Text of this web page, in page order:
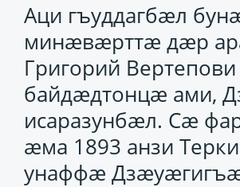
Аци гъуддагбӕл
минӕвӕрттӕ дӕр
Григорий
байдӕдтонцӕ ами,
исаразунбӕл. Сӕ
ӕма 1893 анзи
унаффӕ